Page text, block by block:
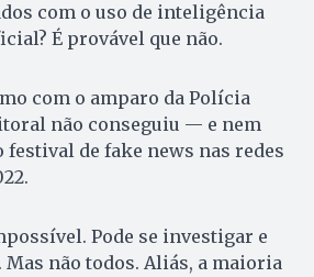
com o uso de inteligência
É provável que não.
com o amparo da Polícia
não conseguiu — e nem
de fake news nas redes
Pode se investigar e
não todos. Aliás, a maioria